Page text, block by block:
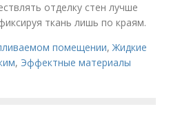
отделку стен лучше
ткань лишь по краям.
помещении,Жидкие
, Эффектные материалы